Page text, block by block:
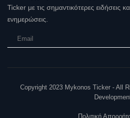
Ticker με τις σημαντικότερες ειδήσεις
ενημερώσεις.
Copyright 2023 Mykonos Ticker - All
Πολιτική